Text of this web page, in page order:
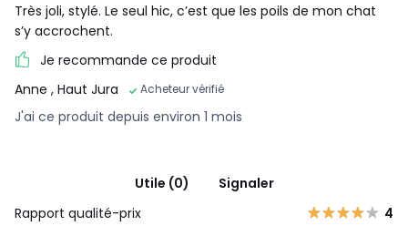
Très joli, stylé. Le seul hic, c’est que les poils de mon chat
s’y accrochent.
Je recommande ce produit
Anne , Haut Jura Acheteur vérifié
J'ai ce produit depuis environ 1 mois
Utile (0)
Signaler
Rapport qualité-prix
4